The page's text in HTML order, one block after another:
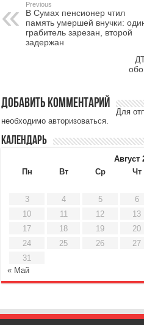
Previous
В Сумах пенсионер чтил
память умершей внучки:
грабитель зарезан, второй
задержан
Добавить комментарий
Для
необходимоавторизоваться.
Календарь
Август
Пн
Вт Ср Чт
3
4 5 6
10
11 12 13
17
18 19 20
24
25 26 27
31
« Май